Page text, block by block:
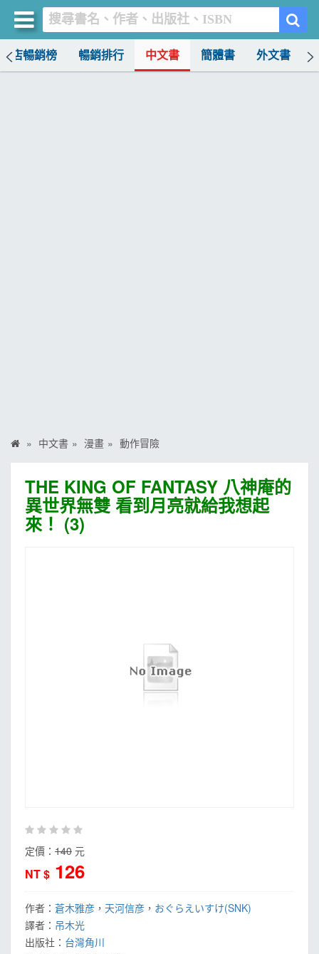
書店暢銷榜 暢銷排行 中文書 簡體書 外文書
中文書 漫畫 動作冒險
THE KING OF FANTASY 八神庵的
異世界無雙 看到月亮就給我想起
來！ (3)
定價： 140 元
NT $ 126
作者： 蒼木雅彦 ， 天河信彦 ， おぐらえいすけ(SNK)
譯者： 吊木光
出版社： 台灣角川
買書網